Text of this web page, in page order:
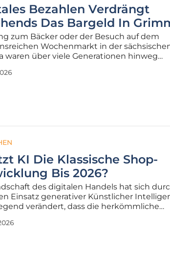
Bezahlen Verdrängt
Das Bargeld In
zum Bäcker oder der Besuch auf dem
Wochenmarkt in der
waren über viele Generationen hinweg
in den Geldbörsen verbunden. Diese
KI Die Klassische Shop-
Bis 2026?
des digitalen Handels hat sich
Einsatz generativer Künstlicher
verändert, dass die herkömmliche
ist. Während früher